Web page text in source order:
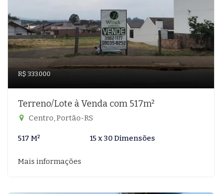
R$ 333.000
Terreno/Lote à Venda com 517m²
Centro, Portão-RS
517 M² 15 x 30 Dimensões
Mais informações